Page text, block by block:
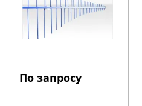
По запросу